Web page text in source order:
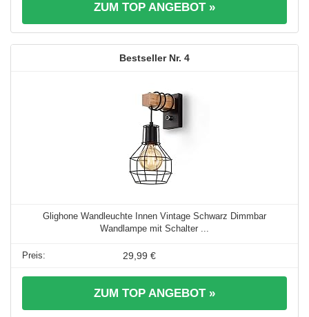
ZUM TOP ANGEBOT »
4
Glighone Wandleuchte Innen Vintage Schwarz Dimmbar
Wandlampe mit Schalter ...
29,99 €
ZUM TOP ANGEBOT »